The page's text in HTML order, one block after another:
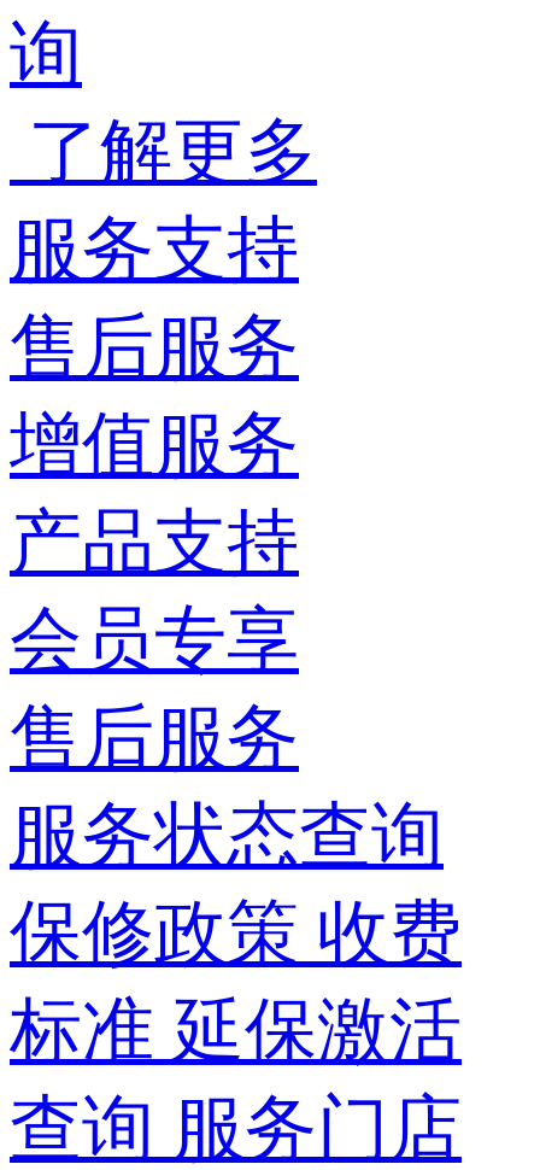
询
了解更多
服务支持
售后服务
增值服务
产品支持
会员专享
售后服务
服务状态查询
保修政策 收费
标准 延保激活
查询 服务门店